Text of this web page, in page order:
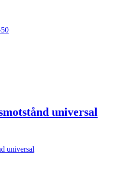
universal
universal